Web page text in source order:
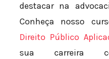
destacar na
Conheça nosso
Direito Público
sua carreira